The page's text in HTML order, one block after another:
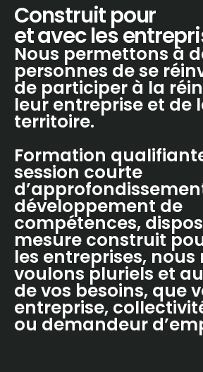
Construit pour
et avec les
Nous permettons à
personnes de se
de participer à la
leur entreprise et de
territoire.
Formation
session courte
développement de
compétences,
mesure construit
les entreprises, nous
voulons pluriels et
de vos besoins, que
entreprise,
ou demandeur